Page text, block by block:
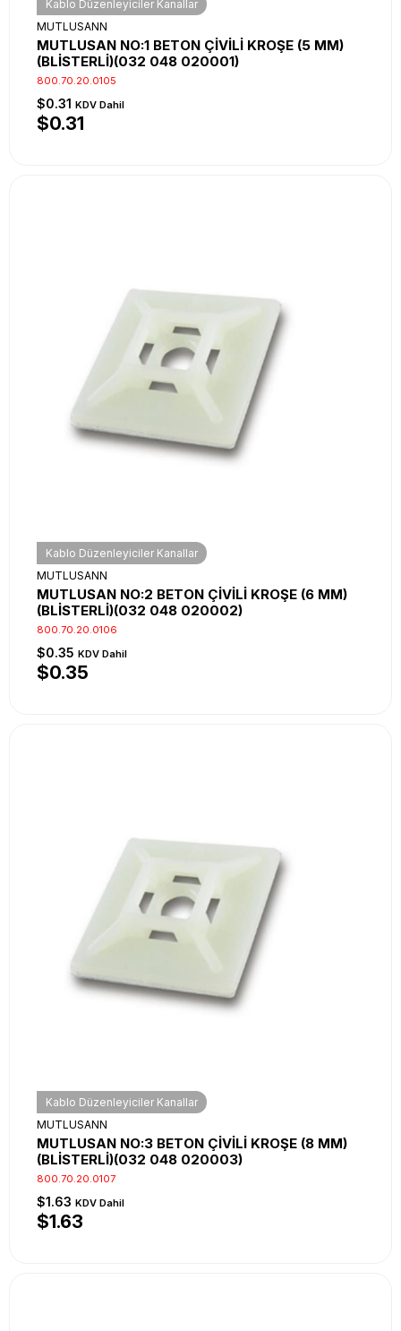
Kablo Düzenleyiciler Kanallar
MUTLUSANN
MUTLUSAN NO:1 BETON ÇİVİLİ KROŞE (5 MM)
(BLİSTERLİ)(032 048 020001)
800.70.20.0105
$0.31 KDV Dahil
$0.31
Kablo Düzenleyiciler Kanallar
MUTLUSANN
MUTLUSAN NO:2 BETON ÇİVİLİ KROŞE (6 MM)
(BLİSTERLİ)(032 048 020002)
800.70.20.0106
$0.35 KDV Dahil
$0.35
Kablo Düzenleyiciler Kanallar
MUTLUSANN
MUTLUSAN NO:3 BETON ÇİVİLİ KROŞE (8 MM)
(BLİSTERLİ)(032 048 020003)
800.70.20.0107
$1.63 KDV Dahil
$1.63